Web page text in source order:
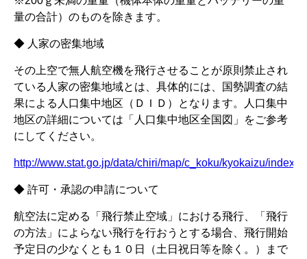
量の合計）のものを除きます。
◆ 人家の密集地域
その上空で無人航空機を飛行させることが原則禁止され
ている人家の密集地域とは、具体的には、国勢調査の結
果による人口集中地区（ＤＩＤ）となります。人口集中
地区の詳細については「人口集中地区全国図」をご参考
にしてください。
http://www.stat.go.jp/data/chiri/map/c_koku/kyokaizu/
◆ 許可・承認の申請について
航空法に定める「飛行禁止空域」における飛行、「飛行
の方法」によらない飛行を行おうとする場合、飛行開始
予定日の少なくとも１０日（土日祝日等を除く。）まで